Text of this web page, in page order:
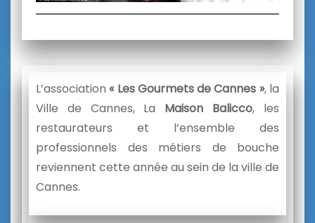
L’association« Les Gourmets de Cannes », la
Ville de Cannes, La Maison Balicco, les
restaurateurs et l’ensemble des
professionnels des métiers de bouche
reviennent cette année au sein de la ville de
Cannes.